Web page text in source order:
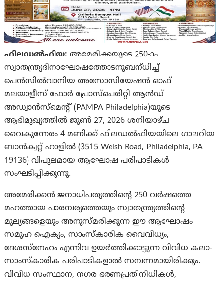
ഫിലഡൽഫിയ: അമേരിക്കയുടെ 250-ാം
സ്വാതന്ത്ര്യദിനാഘോഷത്തോടനുബന്ധിച്ച്
പെൻസിൽവാനിയ അസോസിയേഷൻ ഓഫ്
മലയാളീസ് ഫോർ പ്രോസ്പെരിറ്റി ആൻഡ്
അഡ്വാൻസ്മെന്റ് (PAMPA Philadelphia)യുടെ
ആഭിമുഖ്യത്തിൽ ജൂൺ 27, 2026 ശനിയാഴ്ച
വൈകുന്നേരം 4 മണിക്ക് ഫിലഡൽഫിയയിലെ ഗാലറിയ
ബാൻക്വറ്റ് ഹാളിൽ (3515 Welsh Road, Philadelphia, PA
19136) വിപുലമായ ആഘോഷ പരിപാടികൾ
സംഘടിപ്പിക്കുന്നു.
അമേരിക്കൻ ജനാധിപത്യത്തിന്റെ 250 വർഷത്തെ
മഹത്തായ പാരമ്പര്യത്തെയും സ്വാതന്ത്ര്യത്തിന്റെ
മൂല്യങ്ങളെയും അനുസ്മരിക്കുന്ന ഈ ആഘോഷം
സമൂഹ ഐക്യം, സാംസ്കാരിക വൈവിധ്യം,
ദേശസ്നേഹം എന്നിവ ഉയർത്തിക്കാട്ടുന്ന വിവിധ കലാ-
സാംസ്കാരിക പരിപാടികളാൽ സമ്പന്നമായിരിക്കും.
വിവിധ സംസ്ഥാന, നഗര ഭരണപ്രതിനിധികൾ,